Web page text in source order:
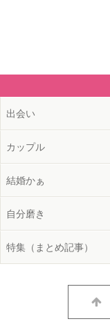
出会い
カップル
結婚かぁ
自分磨き
特集（まとめ記事）